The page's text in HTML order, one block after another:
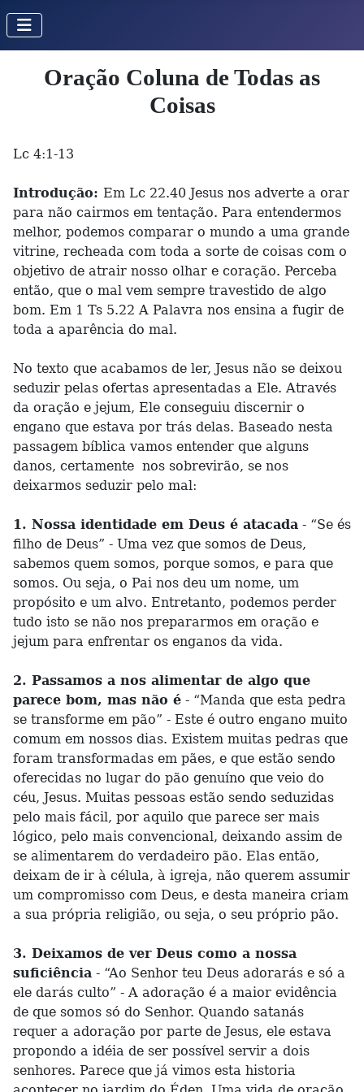
Oração Coluna de Todas as
Coisas
Lc 4:1-13
Introdução: Em Lc 22.40 Jesus nos adverte a orar
para não cairmos em tentação. Para entendermos
melhor, podemos comparar o mundo a uma grande
vitrine, recheada com toda a sorte de coisas com o
objetivo de atrair nosso olhar e coração. Perceba
então, que o mal vem sempre travestido de algo
bom. Em 1 Ts 5.22 A Palavra nos ensina a fugir de
toda a aparência do mal.
No texto que acabamos de ler, Jesus não se deixou
seduzir pelas ofertas apresentadas a Ele. Através
da oração e jejum, Ele conseguiu discernir o
engano que estava por trás delas. Baseado nesta
passagem bíblica vamos entender que alguns
danos, certamente nos sobrevirão, se nos
deixarmos seduzir pelo mal:
1. Nossa identidade em Deus é atacada - “Se és
filho de Deus” - Uma vez que somos de Deus,
sabemos quem somos, porque somos, e para que
somos. Ou seja, o Pai nos deu um nome, um
propósito e um alvo. Entretanto, podemos perder
tudo isto se não nos prepararmos em oração e
jejum para enfrentar os enganos da vida.
2. Passamos a nos alimentar de algo que
parece bom, mas não é - “Manda que esta pedra
se transforme em pão” - Este é outro engano muito
comum em nossos dias. Existem muitas pedras que
foram transformadas em pães, e que estão sendo
oferecidas no lugar do pão genuíno que veio do
céu, Jesus. Muitas pessoas estão sendo seduzidas
pelo mais fácil, por aquilo que parece ser mais
lógico, pelo mais convencional, deixando assim de
se alimentarem do verdadeiro pão. Elas então,
deixam de ir à célula, à igreja, não querem assumir
um compromisso com Deus, e desta maneira criam
a sua própria religião, ou seja, o seu próprio pão.
3. Deixamos de ver Deus como a nossa
suficiência - “Ao Senhor teu Deus adorarás e só a
ele darás culto” - A adoração é a maior evidência
de que somos só do Senhor. Quando satanás
requer a adoração por parte de Jesus, ele estava
propondo a idéia de ser possível servir a dois
senhores. Parece que já vimos esta historia